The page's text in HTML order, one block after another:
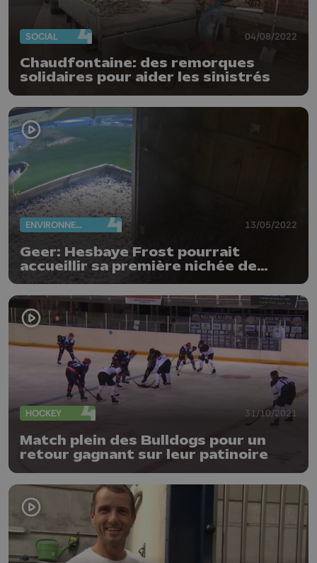
SOCIAL 04/08/2022
Chaudfontaine: des remorques
solidaires pour aider les sinistrés
ENVIRONNEMENT 13/05/2022
Geer: Hesbaye Frost pourrait
accueillir sa première nichée de
faucons pèlerins
HOCKEY 31/10/2021
Match plein des Bulldogs pour un
retour gagnant sur leur patinoire